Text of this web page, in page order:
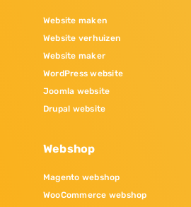
Website maken
Website verhuizen
Website maker
WordPress website
Joomla website
Drupal website
Webshop
Magento webshop
WooCommerce webshop